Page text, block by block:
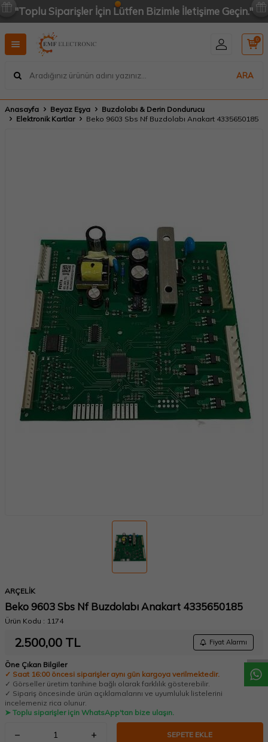
W
h
a
t
a
p
p
D
e
s
t
e
H
a
t
t
"Toplu Siparişler İçin Lütfen Bizimle İletişime Geçin."
ARA
0
Anasayfa Beyaz Eşya
Buzdolabı & Derin Dondurucu
Elektronik Kartlar
Beko 9603 Sbs Nf Buzdolabı Anakart 4335650185
ARÇELİK
Beko 9603 Sbs Nf Buzdolabı Anakart 4335650185
Ürün Kodu : 1174
2.500,00 TL Fiyat Alarmı
Öne Çıkan Bilgiler
✓ Saat 16:00 öncesi siparişler aynı gün kargoya verilmektedir.
✓ Görseller üretim tarihine bağlı olarak farklılık gösterebilir.
✓ Sipariş öncesinde ürün açıklamalarını ve uyumluluk listelerini
incelemeniz rica olunur.
➤ Toplu siparişler için WhatsApp'tan bize ulaşın.
SEPETE EKLE